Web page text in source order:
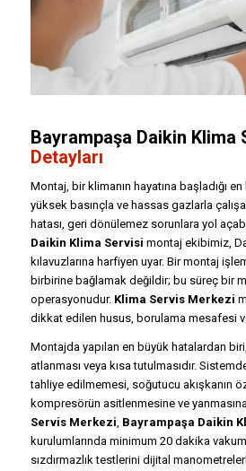
Bayrampaşa Daikin Klima
Detayları
Montaj, bir klimanın hayatına başladığı
yüksek basınçla ve hassas gazlarla
hatası, geri dönülemez sorunlara yol
Daikin Klima Servisi montaj ekibimiz,
kılavuzlarına harfiyen uyar. Bir montaj
birbirine bağlamak değildir; bu süreç bir
operasyonudur. Klima Servis Merkezi
dikkat edilen husus, borulama mesafesi
Montajda yapılan en büyük hatalardan
atlanması veya kısa tutulmasıdır.
tahliye edilmemesi, soğutucu akışkanın
kompresörün asitlenmesine ve
Servis Merkezi, Bayrampaşa Daikin
kurulumlarında minimum 20 dakika
sızdırmazlık testlerini dijital